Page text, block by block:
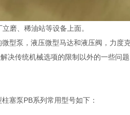
磨、稀油站等设备上面。
型泵，液压微型马达和液压阀，力
决传统机械选项的限制以外的一些问题
塞泵PB系列常用型号如下：